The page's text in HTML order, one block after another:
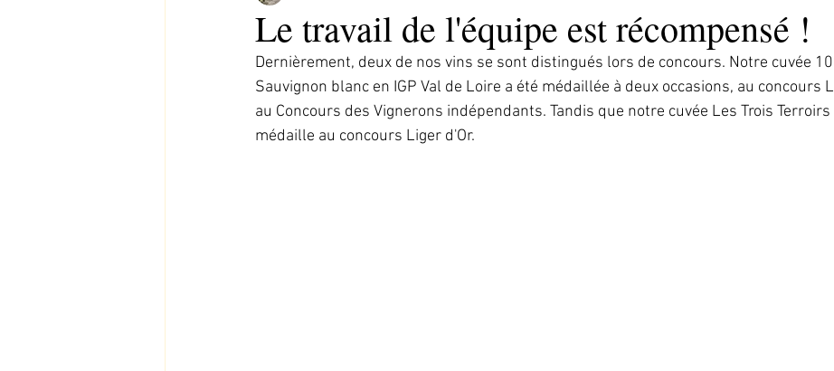
Le travail de l'équipe est récompensé !
Dernièrement, deux de nos vins se sont distingués lors de concours. Notre cuvée
Sauvignon blanc en IGP Val de Loire a été médaillée à deux occasions, au concours
au Concours des Vignerons indépendants. Tandis que notre cuvée Les Trois
médaille au concours Liger d'Or.